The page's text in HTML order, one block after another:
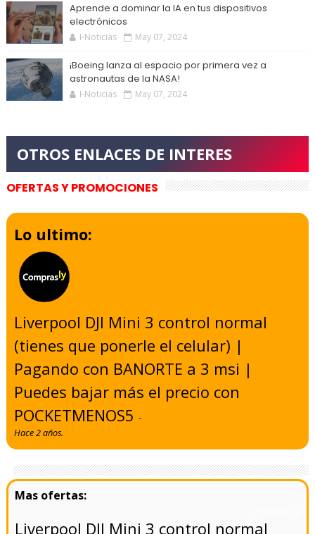
Aprende a dominar la IA en tus dispositivos
electrónicos
I-Noticias May 07, 2024
¡Boeing lanza al espacio por primera vez a
astronautas de la NASA!
I-Noticias May 07, 2024
OFERTAS Y PROMOCIONES
Lo ultimo:
Liverpool DJI Mini 3 control normal
(tienes que ponerle el celular) |
Pagando con BANORTE a 3 msi |
Puedes bajar más el precio con
POCKETMENOS5-
Hace 2 años.
Liverpool DJI Mini 3 control normal